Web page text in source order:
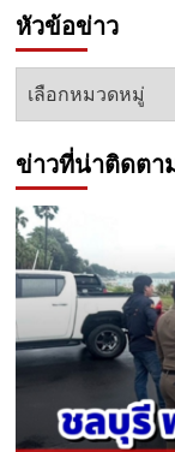
หัวข้อข่าว
หัวข้อ
ข่าวที่น่าติดตา